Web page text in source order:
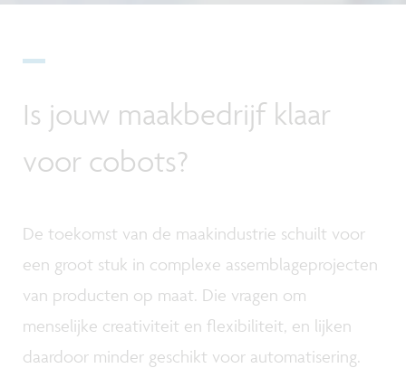
Is jouw maakbedrijf klaar
voor cobots?
De toekomst van de maakindustrie schuilt voor
een groot stuk in complexe assemblageprojecten
van producten op maat. Die vragen om
menselijke creativiteit en flexibiliteit, en lijken
daardoor minder geschikt voor automatisering.